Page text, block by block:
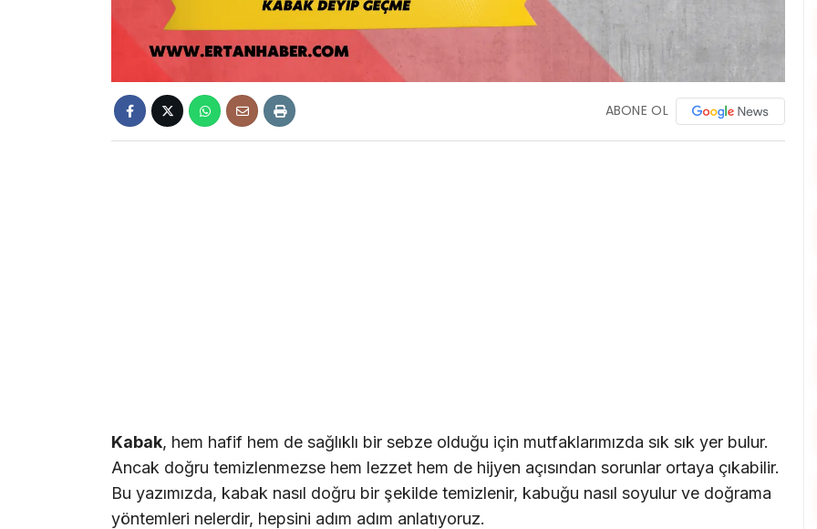
ABONE OL
Kabak, hem hafif hem de sağlıklı bir sebze olduğu için mutfaklarımızda sık sık yer bulur.
Ancak doğru temizlenmezse hem lezzet hem de hijyen açısından sorunlar ortaya çıkabilir.
Bu yazımızda, kabak nasıl doğru bir şekilde temizlenir, kabuğu nasıl soyulur ve doğrama
yöntemleri nelerdir, hepsini adım adım anlatıyoruz.